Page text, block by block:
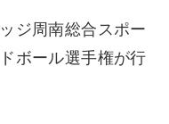
ジ周南総合スポー
ボール選手権が行